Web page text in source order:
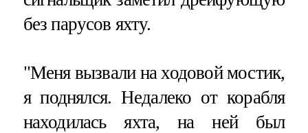
без парусов яхту.
"Меня вызвали на ходовой мостик,
я поднялся. Недалеко от корабля
находилась яхта, на ней был